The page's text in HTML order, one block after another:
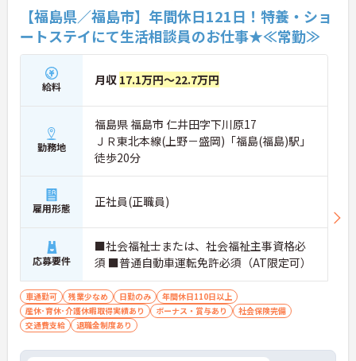
【福島県／福島市】年間休日121日！特養・ショ
ートステイにて生活相談員のお仕事★≪常勤≫
給料 月収 17.1万円～22.7万円
勤務地
福島県 福島市 仁井田字下川原17
ＪＲ東北本線(上野－盛岡)「福島(福島)駅」
徒歩20分
雇用形態 正社員(正職員)
応募要件
■社会福祉士または、社会福祉主事資格必
須 ■普通自動車運転免許必須（AT限定可）
車通勤可 残業少なめ 日勤のみ
年間休日110日以上
産休･育休･介護休暇取得実績あり
ボーナス・賞与あり
社会保険完備
交通費支給
退職金制度あり